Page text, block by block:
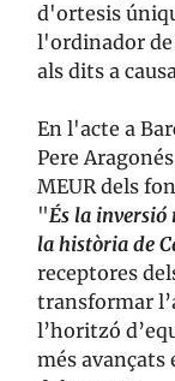
d'ortesis
l'ordinador
als dits a
En l'acte a
Pere
MEUR dels
"És la inversió
la història de
receptores
transformar
l’horitzó
més avançats